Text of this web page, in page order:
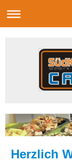
Herzlich